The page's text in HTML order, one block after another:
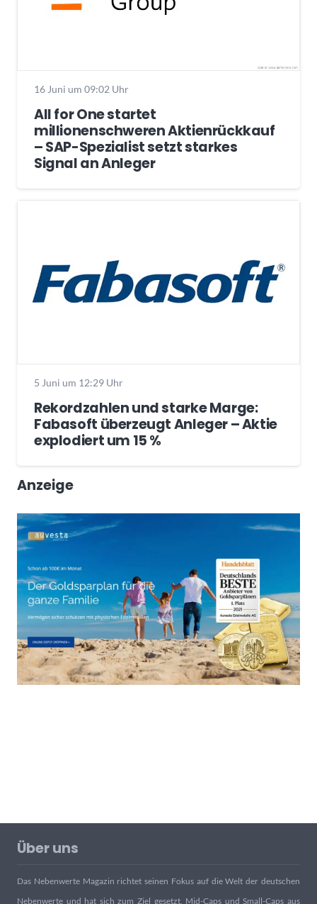
16 Juni um 09:02 Uhr
All for One startet
millionenschweren Aktienrückkauf
– SAP-Spezialist setzt starkes
Signal an Anleger
5 Juni um 12:29 Uhr
Rekordzahlen und starke Marge:
Fabasoft überzeugt Anleger – Aktie
explodiert um 15 %
Anzeige
Über uns
Das Nebenwerte Magazin richtet seinen Fokus auf die Welt der deutschen
Nebenwerte und hat sich zum Ziel gesetzt, Mid-Caps und Small-Caps aus